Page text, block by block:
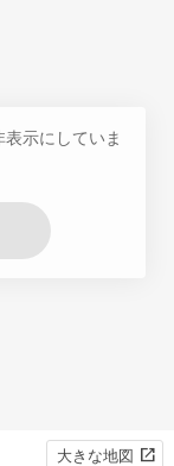
示にしていま
大きな地図